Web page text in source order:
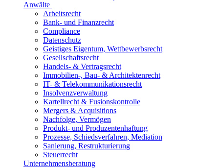
Anwälte
Arbeitsrecht
Bank- und Finanzrecht
Compliance
Datenschutz
Geistiges Eigentum, Wettbewerbsrecht
Gesellschaftsrecht
Handels- & Vertragsrecht
Immobilien-, Bau- & Architektenrecht
IT- & Telekommunikationsrecht
Insolvenzverwaltung
Kartellrecht & Fusionskontrolle
Mergers & Acquisitions
Nachfolge, Vermögen
Produkt- und Produzentenhaftung
Prozesse, Schiedsverfahren, Mediation
Sanierung, Restrukturierung
Steuerrecht
Unternehmensberatung